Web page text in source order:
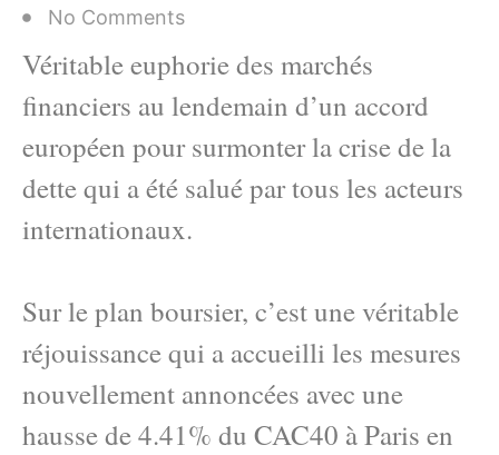
No Comments
Véritable euphorie des marchés
financiers au lendemain d’un accord
européen pour surmonter la crise de la
dette qui a été salué par tous les acteurs
internationaux.
Sur le plan boursier, c’est une véritable
réjouissance qui a accueilli les mesures
nouvellement annoncées avec une
hausse de 4.41% du CAC40 à Paris en